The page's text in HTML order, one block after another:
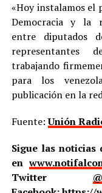
«Hoy instalamos el
Democracia y la
entre diputados
representantes
trabajando
para los
publicación en la
Fuente:Unión
Sigue las noticias
en
Twitter